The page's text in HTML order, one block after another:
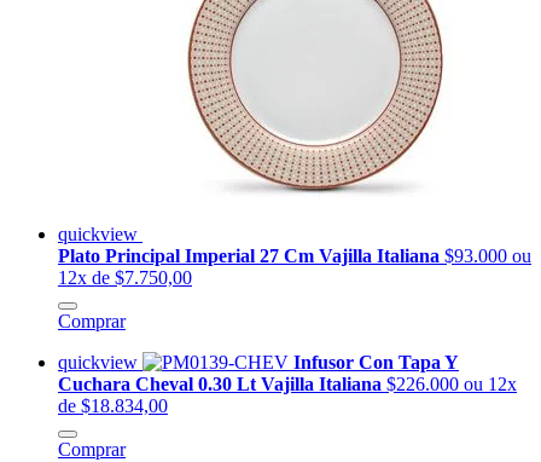
quickview
Plato Principal Imperial 27 Cm Vajilla Italiana $93.000 ou
12x de $7.750,00
Comprar
quickview
Infusor Con Tapa Y
Cuchara Cheval 0.30 Lt Vajilla Italiana $226.000 ou 12x
de $18.834,00
Comprar